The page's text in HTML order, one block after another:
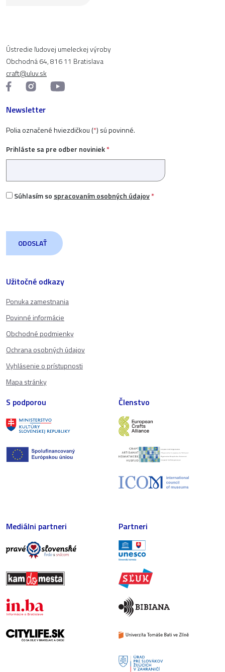
Užitočné odkazy
Ponuka zamestnania
Povinné informácie
Obchodné podmienky
Ochrana osobných údajov
Vyhlásenie o prístupnosti
Mapa stránky
Ústredie ľudovej umeleckej výroby
Obchodná 64, 816 11 Bratislava
craft@uluv.sk
Newsletter
Polia označené hviezdičkou (*) sú povinné.
Prihláste sa pre odber noviniek*
Súhlasím so spracovaním osobných údajov*
S podporou Členstvo
Mediálni partneri Partneri